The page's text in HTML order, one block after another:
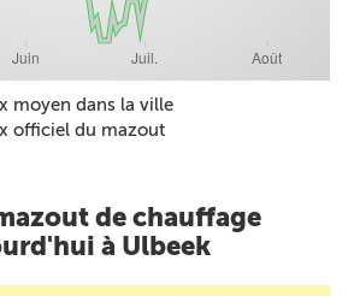
moyen dans la ville
officiel du mazout
de chauffage
à Ulbeek